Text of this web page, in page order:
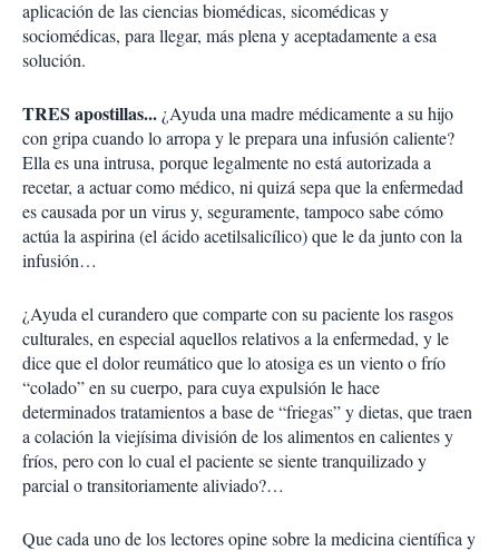
aplicación de las ciencias biomédicas, sicomédicas y
sociomédicas, para llegar, más plena y aceptadamente a esa
solución.
TRES apostillas... ¿Ayuda una madre médicamente a su hijo
con gripa cuando lo arropa y le prepara una infusión caliente?
Ella es una intrusa, porque legalmente no está autorizada a
recetar, a actuar como médico, ni quizá sepa que la enfermedad
es causada por un virus y, seguramente, tampoco sabe cómo
actúa la aspirina (el ácido acetilsalicílico) que le da junto con la
infusión…
¿Ayuda el curandero que comparte con su paciente los rasgos
culturales, en especial aquellos relativos a la enfermedad, y le
dice que el dolor reumático que lo atosiga es un viento o frío
“colado” en su cuerpo, para cuya expulsión le hace
determinados tratamientos a base de “friegas” y dietas, que traen
a colación la viejísima división de los alimentos en calientes y
fríos, pero con lo cual el paciente se siente tranquilizado y
parcial o transitoriamente aliviado?…
Que cada uno de los lectores opine sobre la medicina científica y